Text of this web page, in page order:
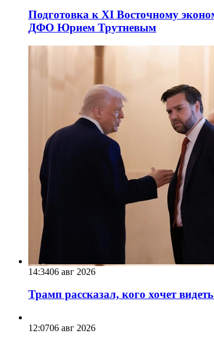
Подготовка к XI Восточному
ДФО Юрием Трутневым
14:3406 авг 2026
Трамп рассказал, кого хочет
12:0706 авг 2026